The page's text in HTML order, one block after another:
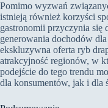
Pomimo wyzwań
istnieją również korzyści
gastronomii przyczynia się
generowania dochodów
ekskluzywna oferta ryb
atrakcyjność regionów, w
podejście do tego trendu
dla konsumentów, jak i dla